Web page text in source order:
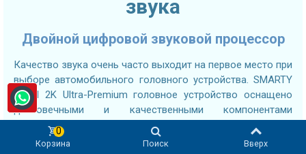
звука
Двойной цифровой звуковой процессор
Качество звука очень часто выходит на первое место при
выборе автомобильного головного устройства. SMARTY
Trend 2K Ultra-Premium головное устройство оснащено
долговечными и качественными компонентами
обработки звука для достижения максимальных
результатов. Ведущий на рынке цифровой
Корзина
0
Поиск Вверх